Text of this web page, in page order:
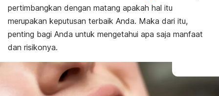
pertimbangkan dengan matang apakah hal itu
merupakan keputusan terbaik Anda. Maka dari itu,
penting bagi Anda untuk mengetahui apa saja manfaat
dan risikonya.